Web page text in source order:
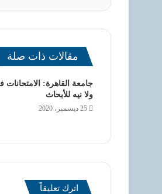
مقالات ذات صلة
جامعة القاهرة: الامتحانات
ولا نيه للأبحاث
25 ديسمبر، 2020
اترك تعليقاً